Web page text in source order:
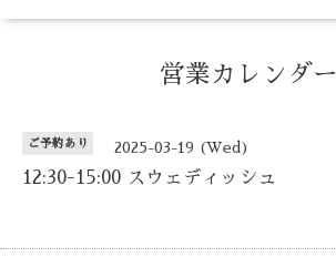
営業カレンダー
ご予約あり 2025-03-19 (Wed)
12:30-15:00 スウェディッシュ